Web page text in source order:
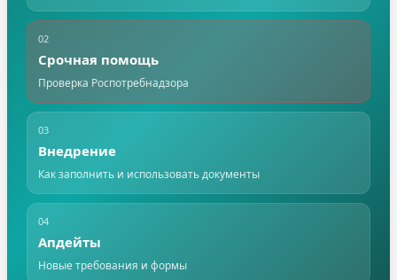
02
Срочная помощь
Проверка Роспотребнадзора
03
Внедрение
Как заполнить и использовать документы
04
Апдейты
Новые требования и формы